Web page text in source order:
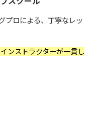
プロによる、丁寧なレッ
ンストラクターが一貫し